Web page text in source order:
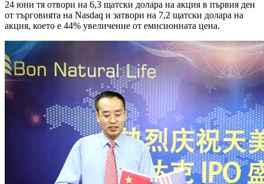
24 юни тя отвори на 6,3 щатски долара на акция в първия ден
от търговията на Nasdaq и затвори на 7,2 щатски долара на
акция, което е 44% увеличение от емисионната цена.